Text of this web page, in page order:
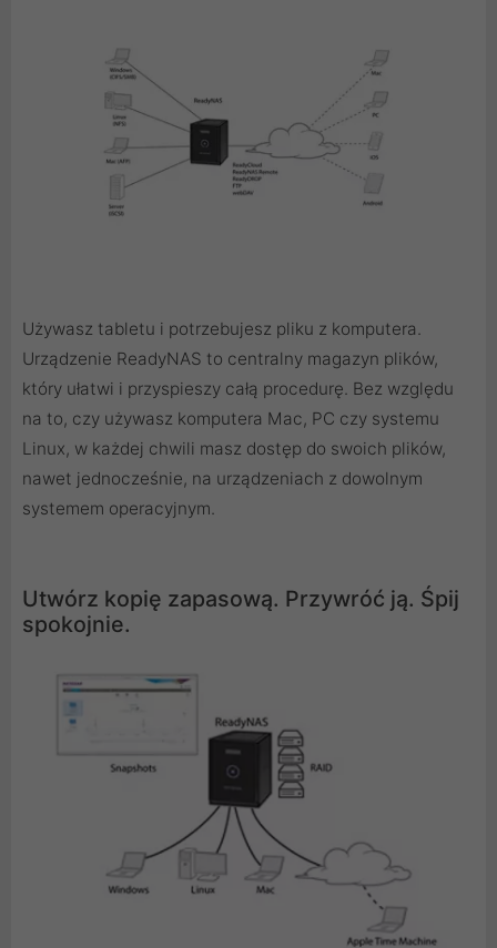
Używasz tabletu i potrzebujesz pliku z komputera.
Urządzenie ReadyNAS to centralny magazyn plików,
który ułatwi i przyspieszy całą procedurę. Bez względu
na to, czy używasz komputera Mac, PC czy systemu
Linux, w każdej chwili masz dostęp do swoich plików,
nawet jednocześnie, na urządzeniach z dowolnym
systemem operacyjnym.
Utwórz kopię zapasową. Przywróć ją. Śpij
spokojnie.